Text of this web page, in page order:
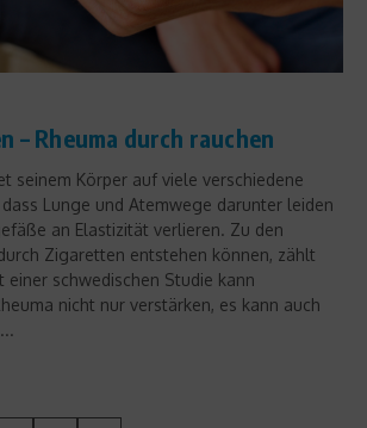
– Rheuma durch rauchen
seinem Körper auf viele verschiedene
Lunge und Atemwege darunter leiden
an Elastizität verlieren. Zu den
Zigaretten entstehen können, zählt
einer schwedischen Studie kann
nicht nur verstärken, es kann auch